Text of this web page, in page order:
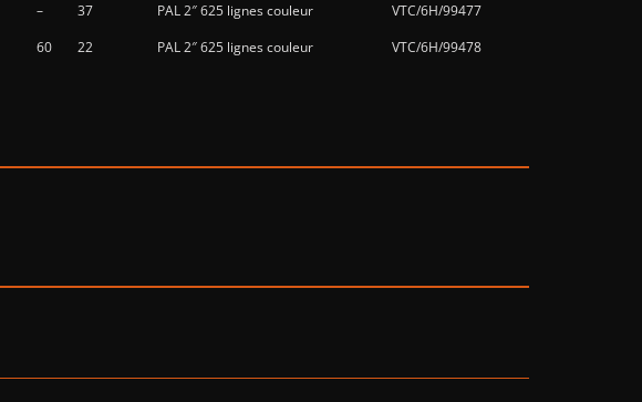
– 37 PAL 2″ 625 lignes couleur
VTC/6H/99477
60 22 PAL 2″ 625 lignes couleur VTC/6H/99478